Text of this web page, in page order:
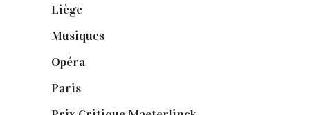
Liège
Musiques
Opéra
Paris